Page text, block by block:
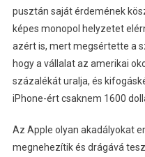
pusztán saját érdemének
képes monopol helyzetet
azért is, mert megsértette a
hogy a vállalat az amerikai
százalékát uralja, és
iPhone-ért csaknem 1600
Az Apple olyan akadályokat
megnehezítik és drágává